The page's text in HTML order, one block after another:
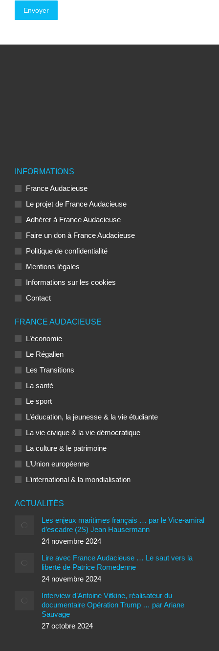
Envoyer
INFORMATIONS
France Audacieuse
Le projet de France Audacieuse
Adhérer à France Audacieuse
Faire un don à France Audacieuse
Politique de confidentialité
Mentions légales
Informations sur les cookies
Contact
FRANCE AUDACIEUSE
L’économie
Le Régalien
Les Transitions
La santé
Le sport
L’éducation, la jeunesse & la vie étudiante
La vie civique & la vie démocratique
La culture & le patrimoine
L’Union européenne
L’international & la mondialisation
ACTUALITÉS
Les enjeux maritimes français … par le Vice-amiral
d’escadre (2S) Jean Hausermann
24 novembre 2024
Lire avec France Audacieuse … Le saut vers la
liberté de Patrice Romedenne
24 novembre 2024
Interview d’Antoine Vitkine, réalisateur du
documentaire Opération Trump … par Ariane
Sauvage
27 octobre 2024